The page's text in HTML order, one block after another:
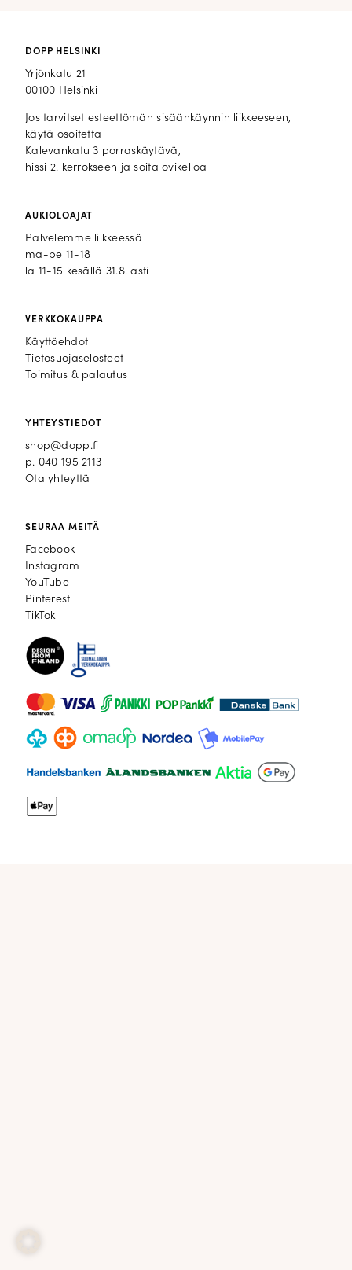
DOPP HELSINKI
Yrjönkatu 21
00100 Helsinki
Jos tarvitset esteettömän sisäänkäynnin liikkeeseen,
käytä osoitetta
Kalevankatu 3 porraskäytävä,
hissi 2. kerrokseen ja soita ovikelloa
AUKIOLOAJAT
Palvelemme liikkeessä
ma-pe 11-18
la 11-15 kesällä 31.8. asti
VERKKOKAUPPA
Käyttöehdot
Tietosuojaselosteet
Toimitus & palautus
YHTEYSTIEDOT
shop@dopp.fi
p. 040 195 2113
Ota yhteyttä
SEURAA MEITÄ
Facebook
Facebook
Instagram
Instagram
YouTube
YouTube
Pinterest
Pinterest
TikTok
TikTok